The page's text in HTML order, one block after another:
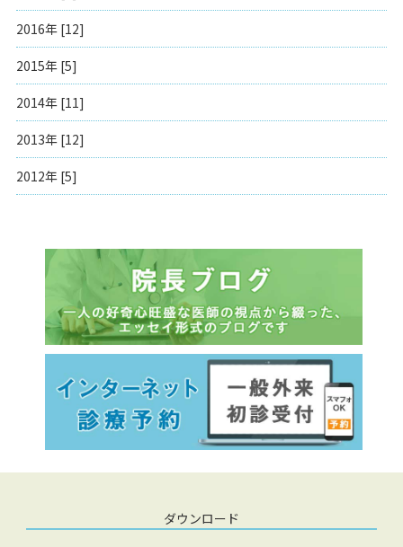
2016年 [12]
2015年 [5]
2014年 [11]
2013年 [12]
2012年 [5]
ダウンロード